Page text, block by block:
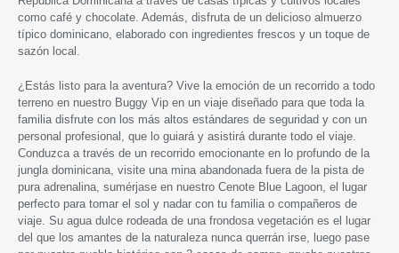
como café y chocolate. Además, disfruta de un delicioso almuerzo
típico dominicano, elaborado con ingredientes frescos y un toque de
sazón local.
¿Estás listo para la aventura? Vive la emoción de un recorrido a todo
terreno en nuestro Buggy Vip en un viaje diseñado para que toda la
familia disfrute con los más altos estándares de seguridad y con un
personal profesional, que lo guiará y asistirá durante todo el viaje.
Conduzca a través de un recorrido emocionante en lo profundo de la
jungla dominicana, visite una mina abandonada fuera de la pista de
pura adrenalina, sumérjase en nuestro Cenote Blue Lagoon, el lugar
perfecto para tomar el sol y nadar con tu familia o compañeros de
viaje. Su agua dulce rodeada de una frondosa vegetación es el lugar
del que los amantes de la naturaleza nunca querrán irse, luego pase